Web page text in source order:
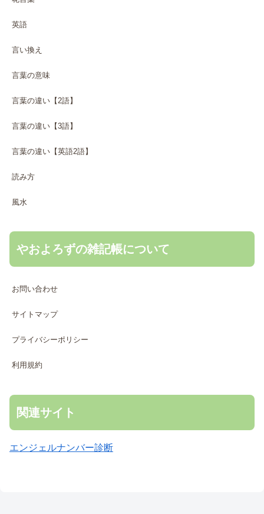
英語
言い換え
言葉の意味
言葉の違い【2語】
言葉の違い【3語】
言葉の違い【英語2語】
読み方
風水
やおよろずの雑記帳について
お問い合わせ
サイトマップ
プライバシーポリシー
利用規約
関連サイト
エンジェルナンバー診断